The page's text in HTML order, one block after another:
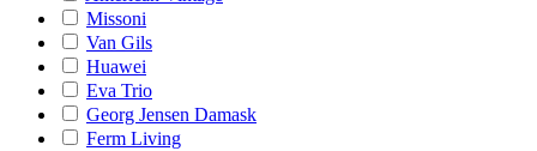
Missoni
Van Gils
Huawei
Eva Trio
Georg Jensen Damask
Ferm Living